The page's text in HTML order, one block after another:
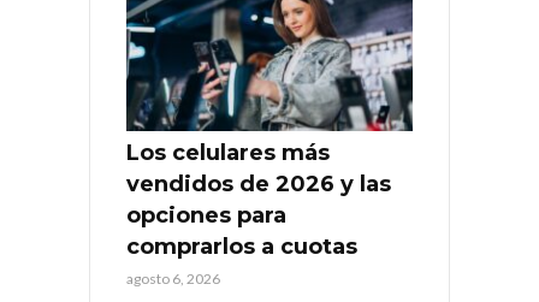
Los celulares más
vendidos de 2026 y las
opciones para
comprarlos a cuotas
agosto 6, 2026